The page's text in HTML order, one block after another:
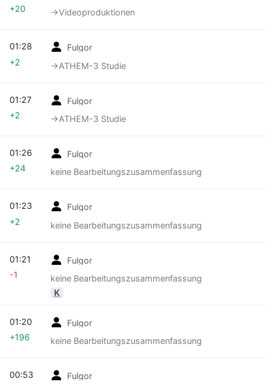
→‎Videoproduktionen
+20
Fulgor
→‎ATHEM-3 Studie
01:28
+2
Fulgor
→‎ATHEM-3 Studie
01:27
+2
Fulgor
keine Bearbeitungszusammenfassung
01:26
+24
Fulgor
keine Bearbeitungszusammenfassung
01:23
+2
Fulgor
keine Bearbeitungszusammenfassung
K
01:21
-1
Fulgor
keine Bearbeitungszusammenfassung
01:20
+196
Fulgor
00:53